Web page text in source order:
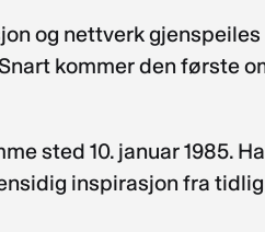
og nettverk
kommer den første
sted 10. januar 1985.
inspirasjon fra